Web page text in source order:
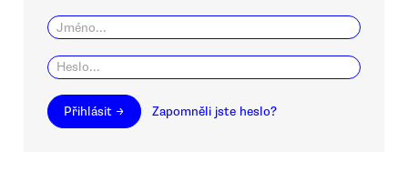
Přihlásit → Zapomněli jste heslo?